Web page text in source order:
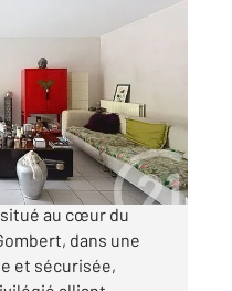
T3 en
au cœur du
dans une
et sécurisée,